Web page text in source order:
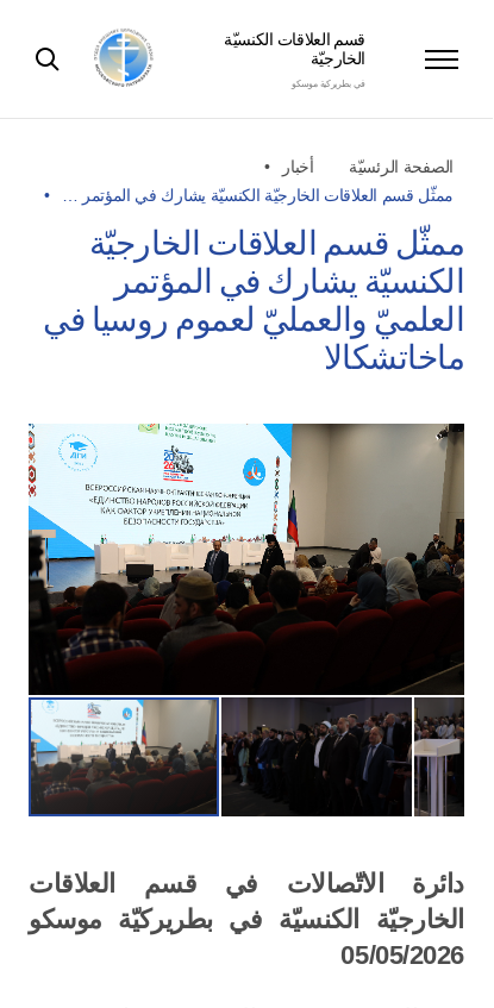
قسم العلاقات الكنسيّة
الخارجيّة
في بطريركية موسكو
الصفحة الرئسيّة
أخبار
ممثّل قسم العلاقات الخارجيّة الكنسيّة يشارك في المؤتمر …
ممثّل قسم العلاقات الخارجيّة
الكنسيّة يشارك في المؤتمر
العلميّ والعمليّ لعموم روسيا في
ماخاتشكالا
دائرة الاتّصالات في قسم العلاقات
الخارجيّة الكنسيّة في بطريركيّة موسكو
05/05/2026